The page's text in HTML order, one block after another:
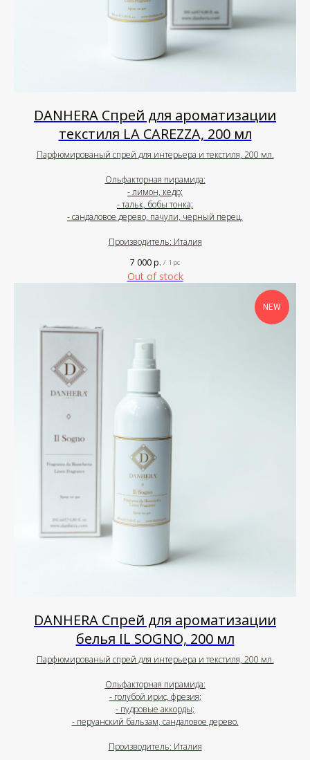
DANHERA Спрей для ароматизации
текстиля LA CAREZZA, 200 мл
Парфюмированый спрей для интерьера и текстиля, 200 мл.
Ольфакторная пирамида:
- лимон, кедр;
- тальк, бобы тонка;
- сандаловое дерево, пачули, черный перец.
Производитель: Италия
7 000р. / 1 pc
Out of stock
NEW
DANHERA Спрей для ароматизации
белья IL SOGNO, 200 мл
Парфюмированый спрей для интерьера и текстиля, 200 мл.
Ольфакторная пирамида:
- голубой ирис, фрезия;
- пудровые аккорды;
- перуанский бальзам, сандаловое дерево.
Производитель: Италия